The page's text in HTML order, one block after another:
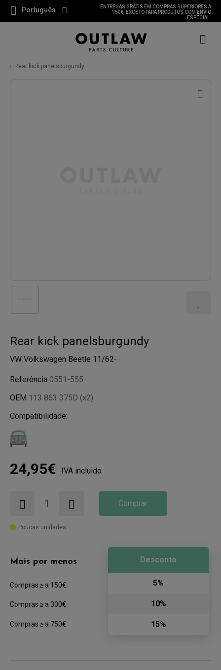
Português
ENTREGAS GRÁTIS EM COMPRAS SUPERIORES A
150€, EXCETO PARA PRODUTOS COM ENVIO
ESPECIAL.
Rear kick panelsburgundy
Rear kick panelsburgundy
VW Volkswagen Beetle 11/62-
Referência 0551-555
OEM 113 863 375D (x2)
Compatibilidade:
24,95€ IVA incluido
Comprar
Poucas unidades
Mais por menos
Compras ≥ a 150€
Compras ≥ a 300€
Compras ≥ a 750€
Desconto
5%
10%
15%